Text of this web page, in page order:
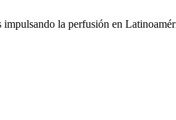
la perfusión en